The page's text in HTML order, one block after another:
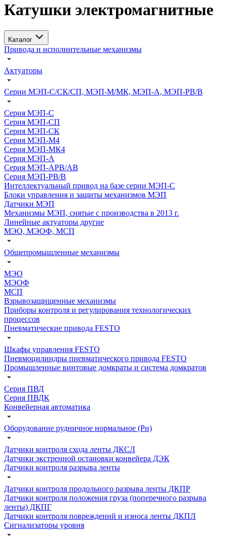
Катушки электромагнитные
Каталог
Привода и исполнительные механизмы
Актуаторы
Серии МЭП-С/СК/СП, МЭП-М/МК, МЭП-А, МЭП-РВ/В
Серия МЭП-С
Серия МЭП-СП
Серия МЭП-СК
Серия МЭП-М4
Серия МЭП-МК4
Серия МЭП-А
Серия МЭП-АРВ/АВ
Серия МЭП-РВ/В
Интеллектуальный привод на базе серии МЭП-С
Блоки управления и защиты механизмов МЭП
Датчики МЭП
Механизмы МЭП, снятые с производства в 2013 г.
Линейные актуаторы другие
МЭО, МЭОФ, МСП
Общепромышленные механизмы
МЭО
МЭОФ
МСП
Взрывозащищенные механизмы
Приборы контроля и регулирования технологических
процессов
Пневматические привода FESTO
Шкафы управления FESTO
Пневмоцилиндры пневматического привода FESTO
Промышленные винтовые домкраты и система домкратов
Серия ПВД
Серия ПВДК
Конвейерная автоматика
Оборудование рудничное нормальное (Рн)
Датчики контроля схода ленты ДКСЛ
Датчики экстренной остановки конвейера ДЭК
Датчики контроля разрыва ленты
Датчики контроля продольного разрыва ленты ДКПР
Датчики контроля положения груза (поперечного разрыва
ленты) ДКПГ
Датчики контроля повреждений и износа ленты ДКПЛ
Сигнализаторы уровня